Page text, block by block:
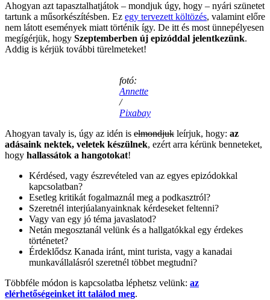
Ahogyan azt tapasztalhatjátok – mondjuk úgy, hogy – nyári szünetet
tartunk a műsorkészítésben. Ez egy tervezett költözés, valamint előre
nem látott események miatt történik így. De itt és most ünnepélyesen
megígérjük, hogy Szeptemberben új epizóddal jelentkezünk.
Addig is kérjük további türelmeteket!
fotó:
Annette
/
Pixabay
Ahogyan tavaly is, úgy az idén is elmondjuk leírjuk, hogy: az
adásaink nektek, veletek készülnek, ezért arra kérünk benneteket,
hogy hallassátok a hangotokat!
Kérdésed, vagy észrevételed van az egyes epizódokkal
kapcsolatban?
Esetleg kritikát fogalmaznál meg a podkasztról?
Szeretnél interjúalanyainknak kérdeseket feltenni?
Vagy van egy jó téma javaslatod?
Netán megosztanál velünk és a hallgatókkal egy érdekes
történetet?
Érdeklődsz Kanada iránt, mint turista, vagy a kanadai
munkavállalásról szeretnél többet megtudni?
Többféle módon is kapcsolatba léphetsz velünk: az
elérhetőségeinket itt találod meg.